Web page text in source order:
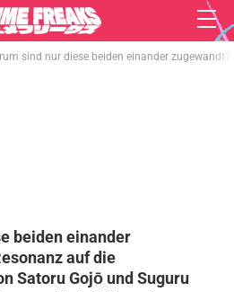
sind nur diese beiden einander
beiden einander
auf die
Satoru Gojō und Suguru